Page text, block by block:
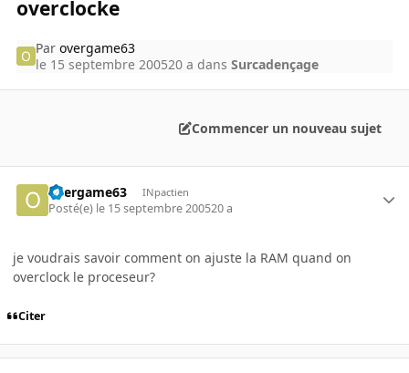
overclocke
Parovergame63
le 15 septembre 200520 a dansSurcadençage
Commencer un nouveau sujet
overgame63 INpactien
Posté(e) le 15 septembre 200520 a
je voudrais savoir comment on ajuste la RAM quand on
overclock le proceseur?
Citer